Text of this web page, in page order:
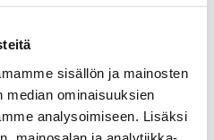
sisällön ja mainosten
median ominaisuuksien
analysoimiseen. Lisäksi
THL, Kela ja Fimea
kuluttajaa kuin
palvellen. Ikääntyvällä
pitäisi olla varaa ylläpitää
kalleinta apteekkitaloutta,